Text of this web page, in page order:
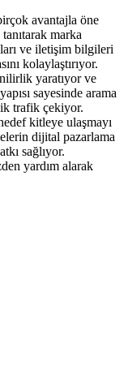
avantajla öne
marka
ve iletişim bilgileri
kolaylaştırıyor.
yaratıyor ve
sayesinde arama
trafik çekiyor.
kitleye ulaşmayı
dijital pazarlama
sağlıyor.
yardım alarak